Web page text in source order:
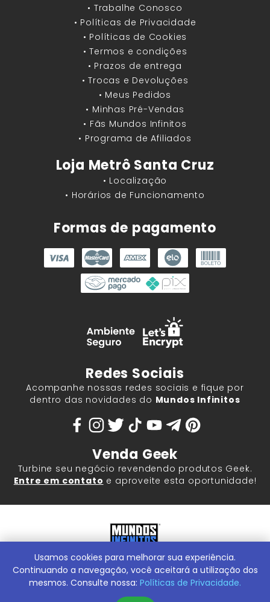
• Trabalhe Conosco
• Políticas de Privacidade
• Políticas de Cookies
• Termos e condições
• Prazos de entrega
• Trocas e Devoluções
• Meus Pedidos
• Minhas Pré-Vendas
• Fãs Mundos Infinitos
• Programa de Afiliados
Loja Metrô Santa Cruz
• Localização
• Horários de Funcionamento
Formas de pagamento
Redes Sociais
Acompanhe nossas redes sociais e fique por
dentro das novidades do Mundos Infinitos
Venda Geek
Turbine seu negócio revendendo produtos Geek.
Entre em contato e aproveite esta oportunidade!
Mundos Infinitos - Publicações e Geek Store |ContentStuff
Publicações e Assinaturas Ltda. CNPJ - 05.859.917/0001-60.
Conheça nossa Loja Física:Rua Machado Bitencourt, 291 -
Usamos cookies para melhorar sua experiência.
Continuando a navegação, você aceitará a utilização dos
mesmos. Consulte nossa: Políticas de Privacidade.